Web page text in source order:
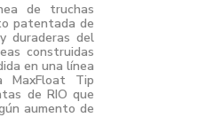
de truchas
patentada de
duraderas del
construidas
en una línea
MaxFloat Tip
de RIO que
aumento de